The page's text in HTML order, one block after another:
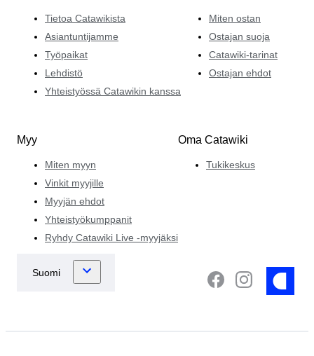
Tietoa Catawikista
Asiantuntijamme
Työpaikat
Lehdistö
Yhteistyössä Catawikin kanssa
Miten ostan
Ostajan suoja
Catawiki-tarinat
Ostajan ehdot
Myy
Miten myyn
Vinkit myyjille
Myyjän ehdot
Yhteistyökumppanit
Ryhdy Catawiki Live -myyjäksi
Oma Catawiki
Tukikeskus